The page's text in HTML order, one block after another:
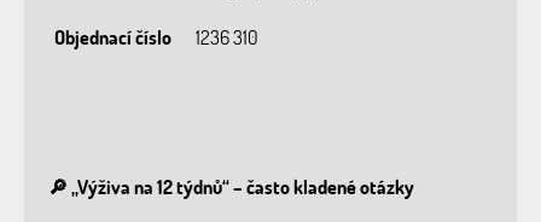
Objednací číslo 1236 310
🔎 „Výživa na 12 týdnů“ – často kladené otázky